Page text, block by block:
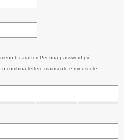
6 caratteri Per una password più
combina lettere maiuscole e minuscole,